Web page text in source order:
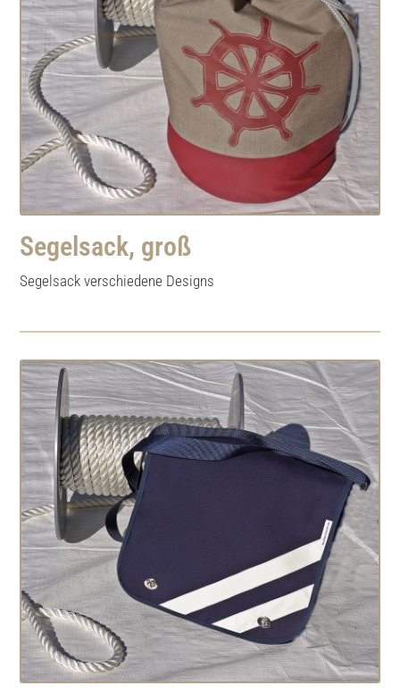
Segelsack, groß
Segelsack verschiedene Designs